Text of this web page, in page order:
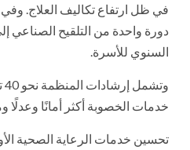
في ظل ارتفاع تكاليف العلاج.
دورة واحدة من التلقيح
السنوي للأسرة.
خدمات الخصوبة أكثر أمانًا
تحسين خدمات الرعاية الصحية